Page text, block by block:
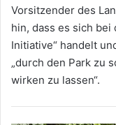
Vorsitzender des
hin, dass es sich bei
Initiative“ handelt
„durch den Park zu
wirken zu lassen“.